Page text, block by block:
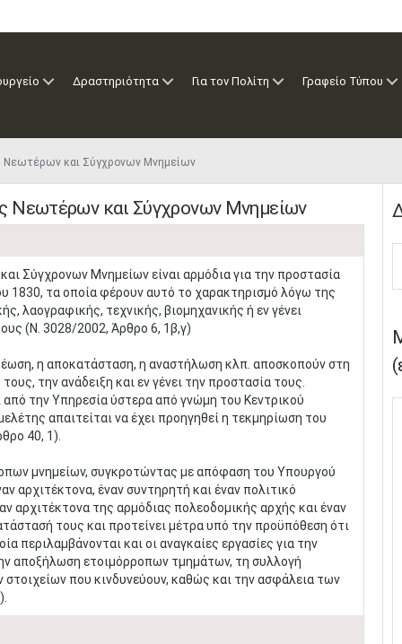
Δραστηριότητα Για τον Πολίτη Γραφείο Τύπου
Νεωτέρων και Σύγχρονων Μνημείων
Νεωτέρων και Σύγχρονων Μνημείων
Σύγχρονων Μνημείων είναι αρμόδια για την προστασία
1830, τα οποία φέρουν αυτό το χαρακτηρισμό λόγω της
λαογραφικής, τεχνικής, βιομηχανικής ή εν γένει
(Ν. 3028/2002, Άρθρο 6, 1β,γ)
η αποκατάσταση, η αναστήλωση κλπ. αποσκοπούν στη
την ανάδειξη και εν γένει την προστασία τους.
την Υπηρεσία ύστερα από γνώμη του Κεντρικού
απαιτείται να έχει προηγηθεί η τεκμηρίωση του
40, 1).
μνημείων, συγκροτώντας με απόφαση του Υπουργού
αρχιτέκτονα, έναν συντηρητή και έναν πολιτικό
αρχιτέκτονα της αρμόδιας πολεοδομικής αρχής και έναν
τους και προτείνει μέτρα υπό την προϋπόθεση ότι
περιλαμβάνονται και οι αναγκαίες εργασίες για την
αποξήλωση ετοιμόρροπων τμημάτων, τη συλλογή
που κινδυνεύουν, καθώς και την ασφάλεια των